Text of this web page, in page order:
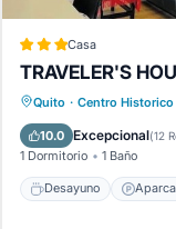
Casa
TRAVELER'S
Quito · Centro Historico
10.0 Excepcional(12
1 Dormitorio 1 Baño
Desayuno
Desayuno
Balcón/